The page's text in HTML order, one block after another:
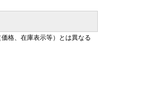
格、在庫表示等）とは異なる